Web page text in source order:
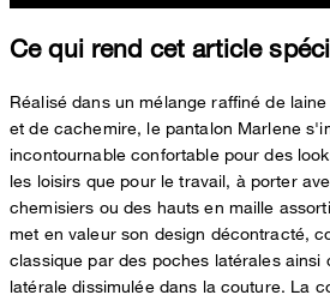
Ce qui rend cet article
Réalisé dans un mélange raffiné de
et de cachemire, le pantalon Marlene
incontournable confortable pour des
les loisirs que pour le travail, à porter
chemisiers ou des hauts en maille
met en valeur son design décontracté,
classique par des poches latérales ainsi
latérale dissimulée dans la couture. La